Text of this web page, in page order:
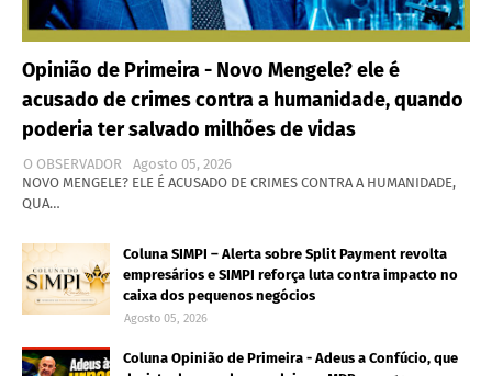
Opinião de Primeira - Novo Mengele? ele é
acusado de crimes contra a humanidade, quando
poderia ter salvado milhões de vidas
O OBSERVADOR
Agosto 05, 2026
NOVO MENGELE? ELE É ACUSADO DE CRIMES CONTRA A HUMANIDADE,
QUA…
Coluna SIMPI – Alerta sobre Split Payment revolta
empresários e SIMPI reforça luta contra impacto no
caixa dos pequenos negócios
Agosto 05, 2026
Coluna Opinião de Primeira - Adeus a Confúcio, que